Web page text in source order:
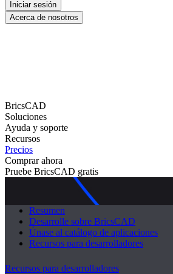
Iniciar sesión
Acerca de nosotros
BricsCAD
Soluciones
Ayuda y soporte
Recursos
Precios
Comprar ahora
Pruebe BricsCAD gratis
Resumen
Desarrolle sobre BricsCAD
Únase al catálogo de aplicaciones
Recursos para desarrolladores
Recursos para desarrolladores